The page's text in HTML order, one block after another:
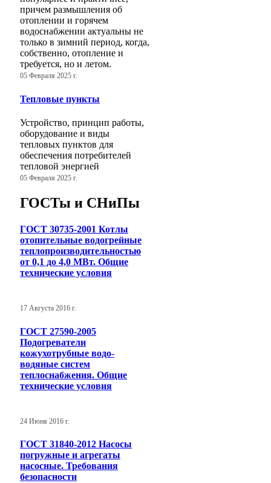
причем размышления об
отоплении и горячем
водоснабжении актуальны не
только в зимний период, когда,
собственно, отопление и
требуется, но и летом.
05 Февраля 2025 г.
Тепловые пункты
Устройство, принцип работы,
оборудование и виды
тепловых пунктов для
обеспечения потребителей
тепловой энергией
05 Февраля 2025 г.
ГОСТы и СНиПы
ГОСТ 30735-2001 Котлы
отопительные водогрейные
теплопроизводительностью
от 0,1 до 4,0 МВт. Общие
технические условия
17 Августа 2016 г.
ГОСТ 27590-2005
Подогреватели
кожухотрубные водо-
водяные систем
теплоснабжения. Общие
технические условия
24 Июня 2016 г.
ГОСТ 31840-2012 Насосы
погружные и агрегаты
насосные. Требования
безопасности